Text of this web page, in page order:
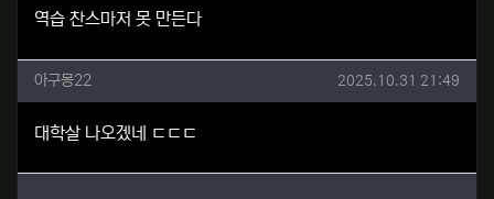
역습 찬스마저 못 만든다
아구몽22님의 댓글
아구몽22 작성일
2025.10.31 21:49
대학살 나오겠네 ㄷㄷㄷ